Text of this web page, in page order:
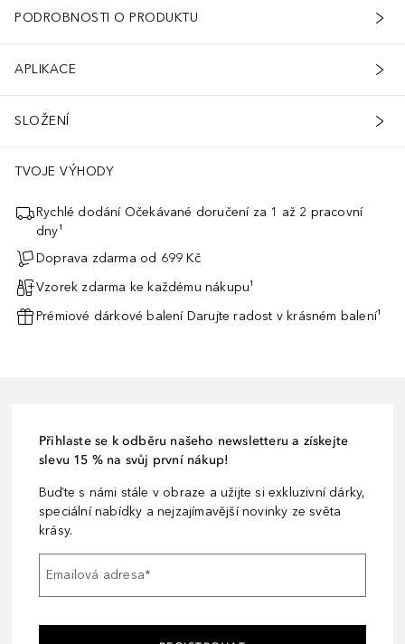
PODROBNOSTI O PRODUKTU
APLIKACE
SLOŽENÍ
TVOJE VÝHODY
Rychlé dodání Očekávané doručení za 1 až 2 pracovní
dny¹
Doprava zdarma od 699 Kč
Vzorek zdarma ke každému nákupu¹
Prémiové dárkové balení Darujte radost v krásném balení¹
Přihlaste se k odběru našeho newsletteru a získejte
slevu 15 % na svůj první nákup!
Buďte s námi stále v obraze a užijte si exkluzivní dárky,
speciální nabídky a nejzajímavější novinky ze světa
krásy.
Emailová adresa*